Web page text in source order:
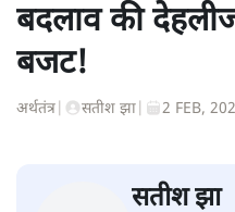
बदलाव की
बजट!
अर्थतंत्र सतीश झा 2 FEB,